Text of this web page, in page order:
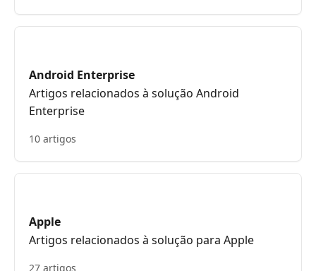
Android Enterprise
Artigos relacionados à solução Android
Enterprise
10 artigos
Apple
Artigos relacionados à solução para Apple
27 artigos